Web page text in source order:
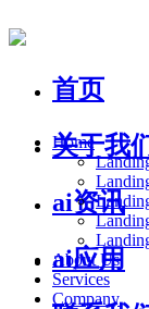
首页
关于我
ai资讯
ai应用
Home
About Us
Services
Company